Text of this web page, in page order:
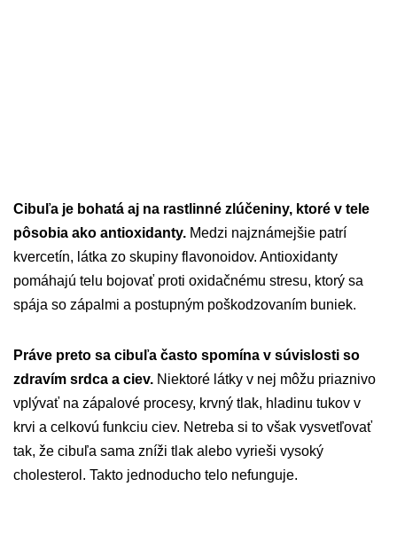
Cibuľa je bohatá aj na rastlinné zlúčeniny, ktoré v tele
pôsobia ako antioxidanty. Medzi najznámejšie patrí
kvercetín, látka zo skupiny flavonoidov. Antioxidanty
pomáhajú telu bojovať proti oxidačnému stresu, ktorý sa
spája so zápalmi a postupným poškodzovaním buniek.
Práve preto sa cibuľa často spomína v súvislosti so
zdravím srdca a ciev. Niektoré látky v nej môžu priaznivo
vplývať na zápalové procesy, krvný tlak, hladinu tukov v
krvi a celkovú funkciu ciev. Netreba si to však vysvetľovať
tak, že cibuľa sama zníži tlak alebo vyrieši vysoký
cholesterol. Takto jednoducho telo nefunguje.